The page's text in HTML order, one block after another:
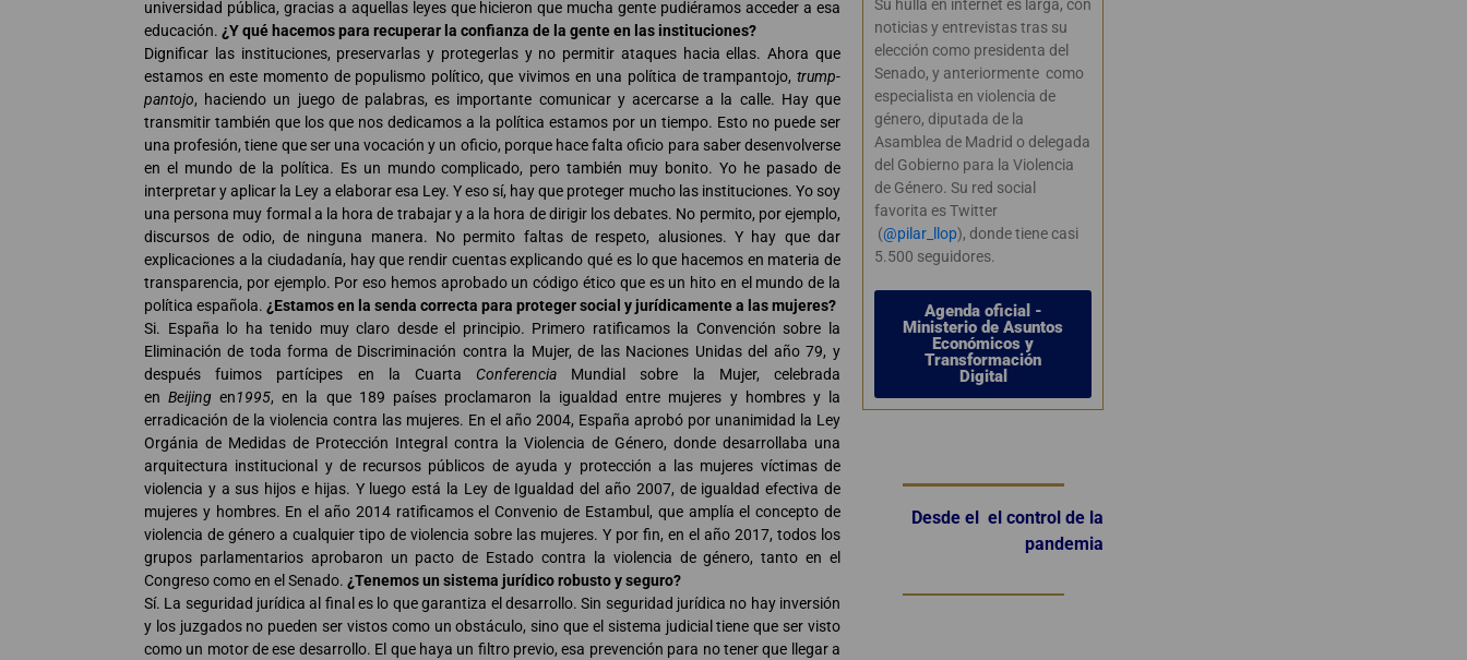
universidad pública, gracias a aquellas leyes que hicieron que mucha gente pudiéramos acceder a esa
educación. ¿Y qué hacemos para recuperar la confianza de la gente en las instituciones?
Dignificar las instituciones, preservarlas y protegerlas y no permitir ataques hacia ellas. Ahora que
estamos en este momento de populismo político, que vivimos en una política de trampantojo, trump-
pantojo, haciendo un juego de palabras, es importante comunicar y acercarse a la calle. Hay que
transmitir también que los que nos dedicamos a la política estamos por un tiempo. Esto no puede ser
una profesión, tiene que ser una vocación y un oficio, porque hace falta oficio para saber desenvolverse
en el mundo de la política. Es un mundo complicado, pero también muy bonito. Yo he pasado de
interpretar y aplicar la Ley a elaborar esa Ley. Y eso sí, hay que proteger mucho las instituciones. Yo soy
una persona muy formal a la hora de trabajar y a la hora de dirigir los debates. No permito, por ejemplo,
discursos de odio, de ninguna manera. No permito faltas de respeto, alusiones. Y hay que dar
explicaciones a la ciudadanía, hay que rendir cuentas explicando qué es lo que hacemos en materia de
transparencia, por ejemplo. Por eso hemos aprobado un código ético que es un hito en el mundo de la
política española. ¿Estamos en la senda correcta para proteger social y jurídicamente a las mujeres?
Si. España lo ha tenido muy claro desde el principio. Primero ratificamos la Convención sobre la
Eliminación de toda forma de Discriminación contra la Mujer, de las Naciones Unidas del año 79, y
después fuimos partícipes en la Cuarta Conferencia Mundial sobre la Mujer, celebrada
enBeijing en1995, en la que 189 países proclamaron la igualdad entre mujeres y hombres y la
erradicación de la violencia contra las mujeres. En el año 2004, España aprobó por unanimidad la Ley
Orgánia de Medidas de Protección Integral contra la Violencia de Género, donde desarrollaba una
arquitectura institucional y de recursos públicos de ayuda y protección a las mujeres víctimas de
violencia y a sus hijos e hijas. Y luego está la Ley de Igualdad del año 2007, de igualdad efectiva de
mujeres y hombres. En el año 2014 ratificamos el Convenio de Estambul, que amplía el concepto de
violencia de género a cualquier tipo de violencia sobre las mujeres. Y por fin, en el año 2017, todos los
grupos parlamentarios aprobaron un pacto de Estado contra la violencia de género, tanto en el
Congreso como en el Senado. ¿Tenemos un sistema jurídico robusto y seguro?
Sí. La seguridad jurídica al final es lo que garantiza el desarrollo. Sin seguridad jurídica no hay inversión
y los juzgados no pueden ser vistos como un obstáculo, sino que el sistema judicial tiene que ser visto
como un motor de ese desarrollo. El que haya un filtro previo, esa prevención para no tener que llegar a
Su hulla en internet es larga, con
noticias y entrevistas tras su
elección como presidenta del
Senado, y anteriormente como
especialista en violencia de
género, diputada de la
Asamblea de Madrid o delegada
del Gobierno para la Violencia
de Género. Su red social
favorita es Twitter
(@pilar_llop), donde tiene casi
5.500 seguidores.
Agenda oficial -
Ministerio de Asuntos
Económicos y
Transformación
Digital
Desde el el control de la
pandemia